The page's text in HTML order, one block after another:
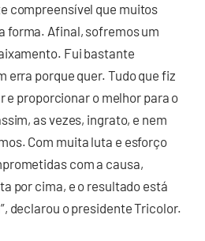
compreensível que muitos
forma. Afinal, sofremos um
Fui bastante
erra porque quer. Tudo que fiz
e proporcionar o melhor para o
as vezes, ingrato, e nem
Com muita luta e esforço
com a causa,
por cima, e o resultado está
declarou o presidente Tricolor.